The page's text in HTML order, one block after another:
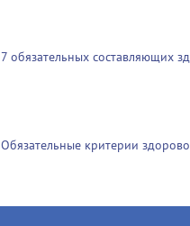
7 обязательных составляющих
Обязательные критерии